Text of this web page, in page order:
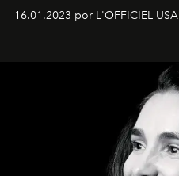
16.01.2023 por L'OFFICIEL USA